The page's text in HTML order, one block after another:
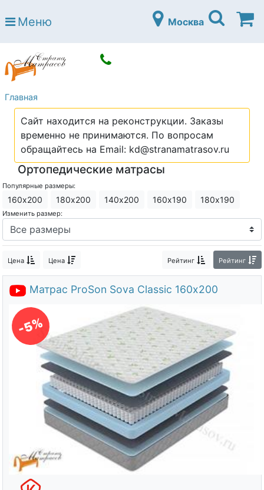
Страна матрасов
Open submenu (Матрасы)
Open submenu (Кровати)
Кровати
Open submenu (Аксессуары)
Open submenu (Диваны)
Диваны
Open submenu (Постельное белье)
Постельное белье
Open submenu (Мебель)
Мебель
Open submenu (Основания)
Основания
Open submenu (Детские матрасы)
Детские матрасы
Open submenu (Детские кровати)
Open submenu (Шкафы)
Шкафы
Контакты
Доставка по городу
Меню Москва
Главная
Сайт находится на реконструкции. Заказы
временно не принимаются. По вопросам
обращайтесь на Email: kd@stranamatrasov.ru
Ортопедические матрасы
Популярные размеры:
160х200 180х200 140х200 160х190 180х190
Изменить размер:
Цена Цена Рейтинг Рейтинг
Матрас ProSon Sova Classic 160х200
-5%